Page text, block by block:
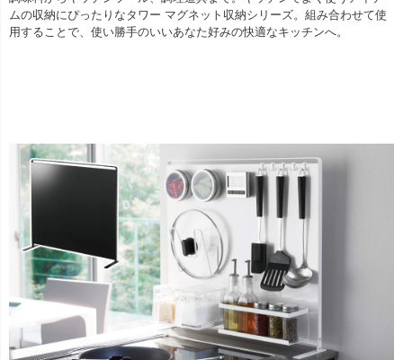
ムの収納にぴったりなタワー マグネット収納シリーズ。組み合わせて使
用することで、使い勝手のいいあなた好みの快適なキッチンへ。